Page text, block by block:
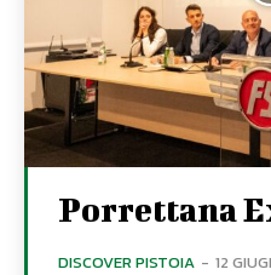
Porrettana
DISCOVER PISTOIA - 12